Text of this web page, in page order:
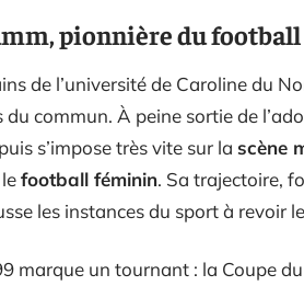
pionnière du
de l’université de Caroline du
commun. À peine sortie de
s’impose très vite sur la scène
football féminin. Sa trajectoire,
les instances du sport à revoir
marque un tournant : la Coupe